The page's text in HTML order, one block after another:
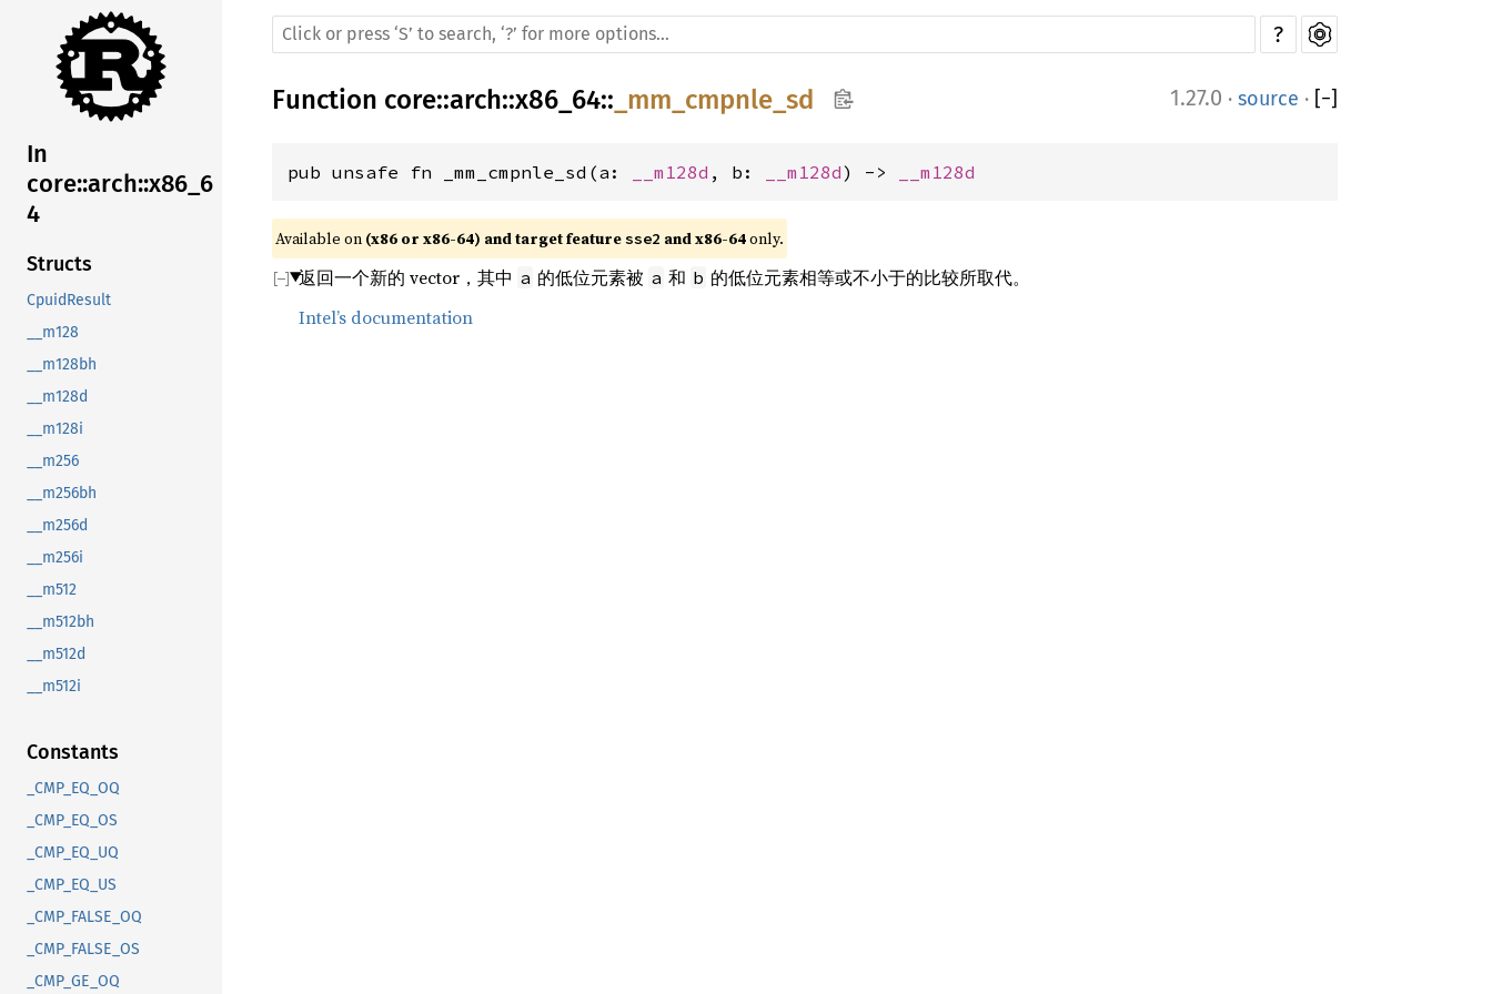
In
core::arch::x86_6
4
Structs
CpuidResult
__m128
__m128bh
__m128d
__m128i
__m256
__m256bh
__m256d
__m256i
__m512
__m512bh
__m512d
__m512i
Constants
_CMP_EQ_OQ
_CMP_EQ_OS
_CMP_EQ_UQ
_CMP_EQ_US
_CMP_FALSE_OQ
_CMP_FALSE_OS
_CMP_GE_OQ
?
Function core::arch::x86_64:: _mm_cmpnle_sd 1.27.0 · source · [−]
pub unsafe fn _mm_cmpnle_sd(a: __m128d , b: __m128d) -> __m128d
Available on (x86 or x86-64) and target feature sse2 and x86-64 only.
返回一个新的 vector，其中 a 的低位元素被 a 和 b 的低位元素相等或不小于的比较所取代。
Intel’s documentation